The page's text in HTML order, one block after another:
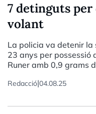
7 detinguts
volant
La policia va detenir
23 anys per possessió
Runer amb 0,9 grams
Redacció|04.08.25